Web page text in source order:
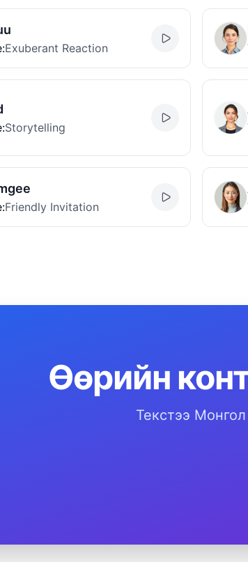
:Exuberant Reaction
:Storytelling
:Friendly Invitation
Өөрийн
Текстээ